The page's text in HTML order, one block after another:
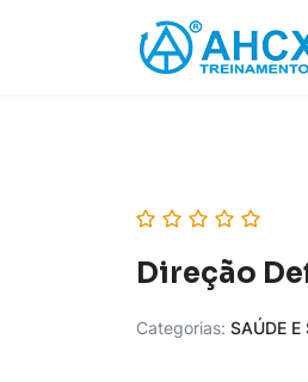
Direção
Categorias: SAÚDE E